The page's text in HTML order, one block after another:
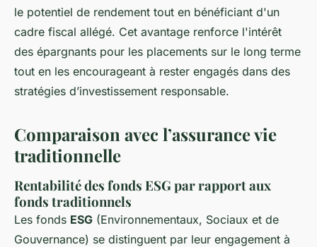
le potentiel de rendement tout en bénéficiant d'un
cadre fiscal allégé. Cet avantage renforce l'intérêt
des épargnants pour les placements sur le long terme
tout en les encourageant à rester engagés dans des
stratégies d’investissement responsable.
Comparaison avec l’assurance vie
traditionnelle
Rentabilité des fonds ESG par rapport aux
fonds traditionnels
Les fonds ESG (Environnementaux, Sociaux et de
Gouvernance) se distinguent par leur engagement à